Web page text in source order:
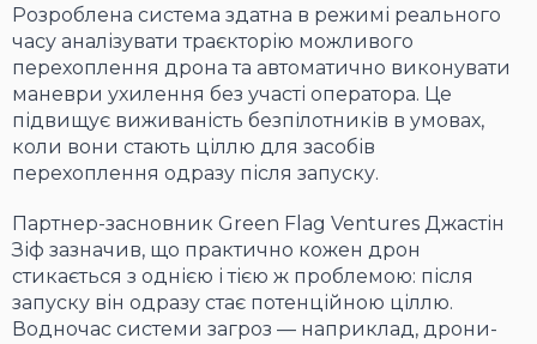
Розроблена система здатна в режимі реального
часу аналізувати траєкторію можливого
перехоплення дрона та автоматично виконувати
маневри ухилення без участі оператора. Це
підвищує виживаність безпілотників в умовах,
коли вони стають ціллю для засобів
перехоплення одразу після запуску.
Партнер-засновник Green Flag Ventures Джастін
Зіф зазначив, що практично кожен дрон
стикається з однією і тією ж проблемою: після
запуску він одразу стає потенційною ціллю.
Водночас системи загроз — наприклад, дрони-